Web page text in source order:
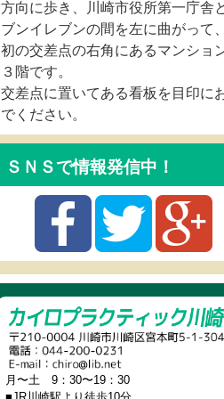
方向に歩き、川崎市役所第一庁舎
ブンイレブンの間を左に曲がって
初の交差点の右角にあるマンショ
３階です。
交差点に置いてある看板を目印に
でください。
ＳＮＳで情報発信中！
月〜土 9：30〜19：30